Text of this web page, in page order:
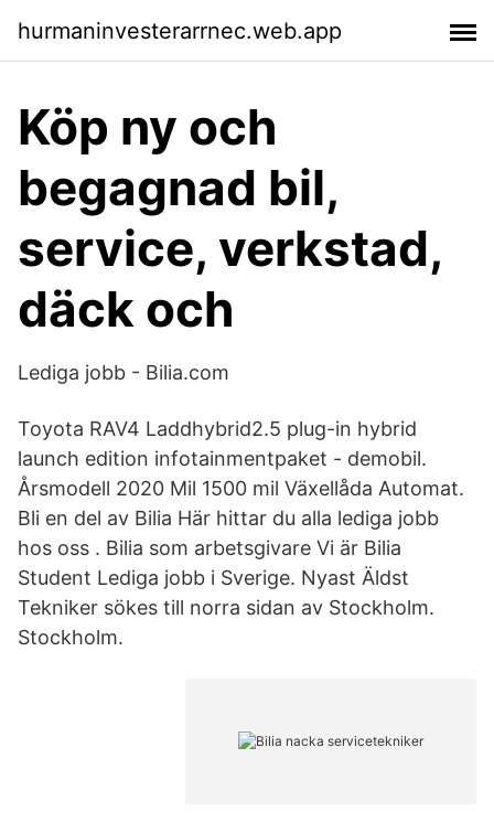
hurmaninvesterarrnec.web.app
Köp ny och
begagnad bil,
service, verkstad,
däck och
Lediga jobb - Bilia.com
Toyota RAV4 Laddhybrid2.5 plug-in hybrid
launch edition infotainmentpaket - demobil.
Årsmodell 2020 Mil 1500 mil Växellåda Automat.
Bli en del av Bilia Här hittar du alla lediga jobb
hos oss . Bilia som arbetsgivare Vi är Bilia
Student Lediga jobb i Sverige. Nyast Äldst
Tekniker sökes till norra sidan av Stockholm.
Stockholm.